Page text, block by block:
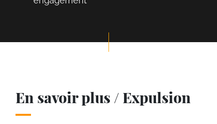
En savoir plus / Expulsion